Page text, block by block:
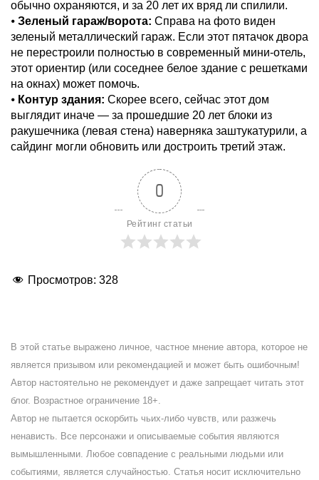
обычно охраняются, и за 20 лет их вряд ли спилили.
⦁ Зеленый гараж/ворота: Справа на фото виден
зеленый металлический гараж. Если этот пятачок двора
не перестроили полностью в современный мини-отель,
этот ориентир (или соседнее белое здание с решетками
на окнах) может помочь.
⦁ Контур здания: Скорее всего, сейчас этот дом
выглядит иначе — за прошедшие 20 лет блоки из
ракушечника (левая стена) наверняка заштукатурили, а
сайдинг могли обновить или достроить третий этаж.
0
Рейтинг статьи
Просмотров: 328
В этой статье выражено личное, частное мнение автора, которое не
является призывом или рекомендацией и может быть ошибочным!
Автор настоятельно не рекомендует и даже запрещает читать этот
блог. Возрастное ограничение 18+.
Автор не пытается оскорбить чьих-либо чувств, или разжечь
ненависть. Все персонажи и описываемые события являются
вымышленными. Любое совпадение с реальными людьми или
событиями, является случайностью. Статья носит исключительно